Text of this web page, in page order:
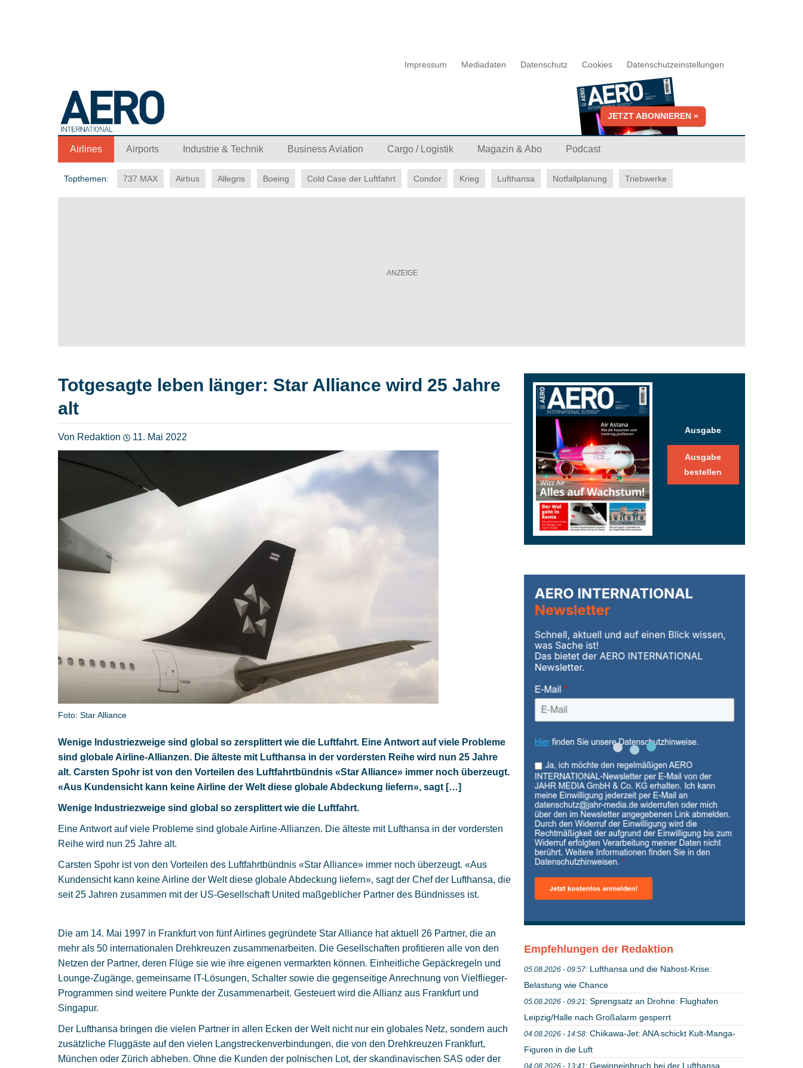
Impressum Mediadaten Datenschutz Cookies Datenschutzeinstellungen
JETZT ABONNIEREN »
Airlines Airports Industrie & Technik Business Aviation Cargo / Logistik Magazin & Abo Podcast
Topthemen: 737 MAX Airbus Allegris Boeing Cold Case der Luftfahrt Condor Krieg Lufthansa Notfallplanung Triebwerke
Ausgabe
Ausgabe
bestellen
Empfehlungen der Redaktion
05.08.2026 - 09:57: Lufthansa und die Nahost-Krise:
Belastung wie Chance
05.08.2026 - 09:21: Sprengsatz an Drohne: Flughafen
Leipzig/Halle nach Großalarm gesperrt
04.08.2026 - 14:58: Chiikawa-Jet: ANA schickt Kult-Manga-
Figuren in die Luft
04.08.2026 - 13:41: Gewinneinbruch bei der Lufthansa
Totgesagte leben länger: Star Alliance wird 25 Jahre
alt
Von Redaktion 11. Mai 2022
Foto: Star Alliance
Wenige Industriezweige sind global so zersplittert wie die Luftfahrt. Eine Antwort auf viele Probleme
sind globale Airline-Allianzen. Die älteste mit Lufthansa in der vordersten Reihe wird nun 25 Jahre
alt. Carsten Spohr ist von den Vorteilen des Luftfahrtbündnis «Star Alliance» immer noch überzeugt.
«Aus Kundensicht kann keine Airline der Welt diese globale Abdeckung liefern», sagt […]
Wenige Industriezweige sind global so zersplittert wie die Luftfahrt.
Eine Antwort auf viele Probleme sind globale Airline-Allianzen. Die älteste mit Lufthansa in der vordersten
Reihe wird nun 25 Jahre alt.
Carsten Spohr ist von den Vorteilen des Luftfahrtbündnis «Star Alliance» immer noch überzeugt. «Aus
Kundensicht kann keine Airline der Welt diese globale Abdeckung liefern», sagt der Chef der Lufthansa, die
seit 25 Jahren zusammen mit der US-Gesellschaft United maßgeblicher Partner des Bündnisses ist.
Die am 14. Mai 1997 in Frankfurt von fünf Airlines gegründete Star Alliance hat aktuell 26 Partner, die an
mehr als 50 internationalen Drehkreuzen zusammenarbeiten. Die Gesellschaften profitieren alle von den
Netzen der Partner, deren Flüge sie wie ihre eigenen vermarkten können. Einheitliche Gepäckregeln und
Lounge-Zugänge, gemeinsame IT-Lösungen, Schalter sowie die gegenseitige Anrechnung von Vielflieger-
Programmen sind weitere Punkte der Zusammenarbeit. Gesteuert wird die Allianz aus Frankfurt und
Singapur.
Der Lufthansa bringen die vielen Partner in allen Ecken der Welt nicht nur ein globales Netz, sondern auch
zusätzliche Fluggäste auf den vielen Langstreckenverbindungen, die von den Drehkreuzen Frankfurt,
München oder Zürich abheben. Ohne die Kunden der polnischen Lot, der skandinavischen SAS oder der